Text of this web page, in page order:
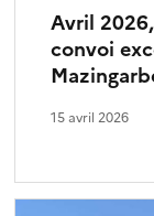
Avril
convoi
15 avril 2026